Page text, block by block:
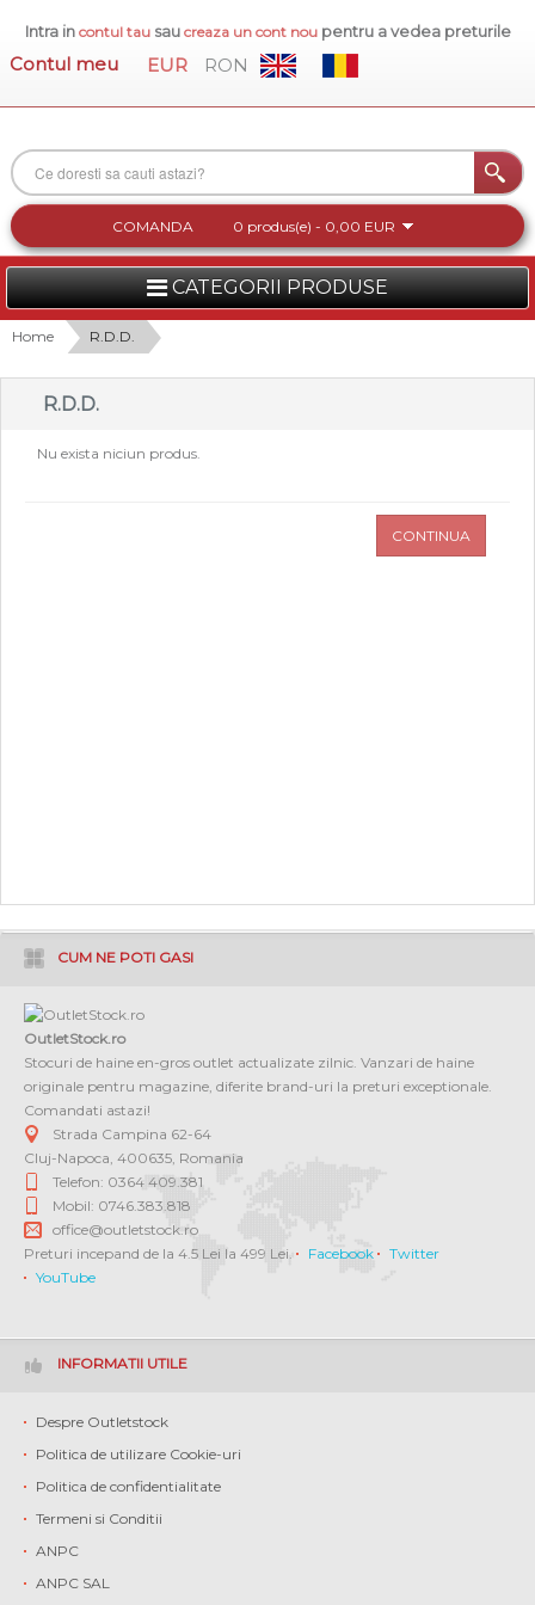
Intra in contul tausau creaza un cont nou pentru a vedea preturile
Contul meu EUR RON
COMANDA 0 produs(e) - 0,00 EUR
CATEGORII PRODUSE
FEMEI
BARBATI
Home R.D.D.
R.D.D.
Nu exista niciun produs.
CONTINUA
CUM NE POTI GASI
OutletStock.ro
Stocuri de haine en-gros outlet actualizate zilnic. Vanzari de haine
originale pentru magazine, diferite brand-uri la preturi exceptionale.
Comandati astazi!
Strada Campina 62-64
Cluj-Napoca, 400635, Romania
Telefon: 0364 409.381
Mobil: 0746.383.818
office@outletstock.ro
Preturi incepand de la 4.5 Lei la 499 Lei.
Facebook
Twitter
YouTube
INFORMATII UTILE
Despre Outletstock
Politica de utilizare Cookie-uri
Politica de confidentialitate
Termeni si Conditii
ANPC
ANPC SAL